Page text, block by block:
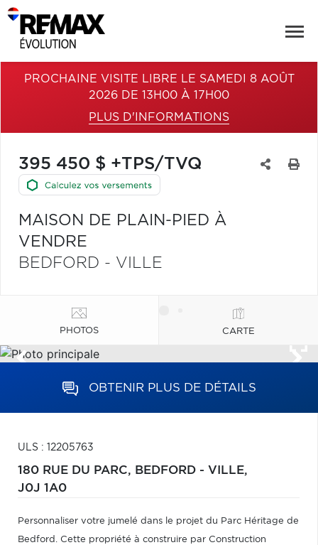
PROCHAINE VISITE LIBRE LE SAMEDI 8 AOÛT
2026 DE 13H00 À 17H00
PLUS D'INFORMATIONS
395 450 $ +TPS/TVQ
MAISON DE PLAIN-PIED À
VENDRE
BEDFORD - VILLE
PHOTOS CARTE
OBTENIR PLUS DE DÉTAILS
ULS : 12205763
180 RUE DU PARC, BEDFORD - VILLE,
J0J 1A0
Personnaliser votre jumelé dans le projet du Parc Héritage de
Bedford. Cette propriété à construire par Construction